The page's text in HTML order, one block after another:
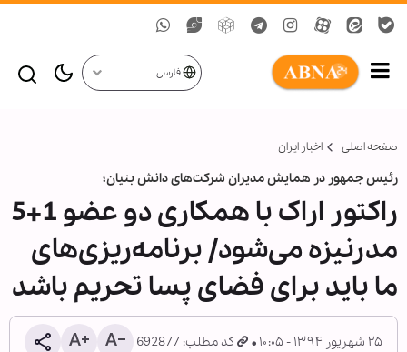
فارسی
صفحه اصلی اخبار ایران
رئیس جمهور در همایش مدیران شرکت‌های دانش بنیان؛
راکتور اراک با همکاری دو عضو 1+5
مدرنیزه می‌شود/ برنامه‌ریزی‌های
ما باید برای فضای پسا تحریم باشد
۲۵ شهریور ۱۳۹۴ - ۱۰:۰۵ کد مطلب: 692877